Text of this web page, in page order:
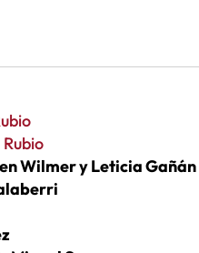
Wilmer y Leticia Gañán